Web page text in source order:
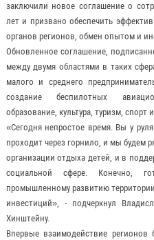
заключили новое соглашение о
лет и призвано обеспечить
органов регионов, обмен опытом и
Обновленное соглашение,
между двумя областями в таких
малого и среднего
создание беспилотных
образование, культура, туризм, спорт
«Сегодня непростое время. Вы у
проходит через горнило, и мы будем
организации отдыха детей, и в
социальной сфере. Конечно,
промышленному развитию
инвестиций», - подчеркнул
Хинштейну.
Впервые взаимодействие